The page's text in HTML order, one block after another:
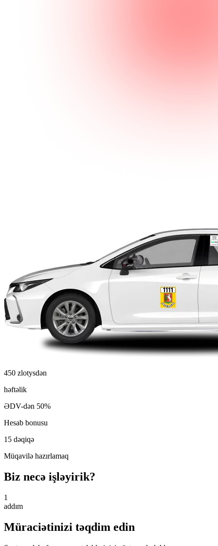
450 zlotysdən
həftəlik
ƏDV-dən 50%
Hesab bonusu
15 dəqiqə
Müqavilə hazırlamaq
Biz necə işləyirik?
1
addım
Müraciətinizi təqdim edin